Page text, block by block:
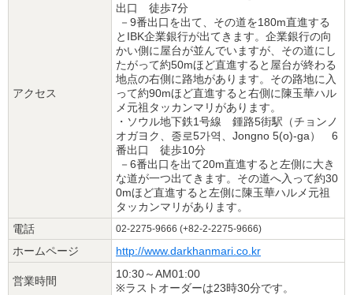
アクセス
出口 徒歩7分
－9番出口を出て、その道を180m直進する
とIBK企業銀行が出てきます。企業銀行の向
かい側に屋台が並んでいますが、その道にし
たがって約50mほど直進すると屋台が終わる
地点の右側に路地があります。その路地に入
って約90mほど直進すると右側に陳玉華ハル
メ元祖タッカンマリがあります。
・ソウル地下鉄1号線 鍾路5街駅（チョンノ
オガヨク、종로5가역、Jongno 5(o)-ga） 6
番出口 徒歩10分
－6番出口を出て20m直進すると左側に大き
な道が一つ出てきます。その道へ入って約30
0mほど直進すると左側に陳玉華ハルメ元祖
タッカンマリがあります。
電話
02-2275-9666 (+82-2-2275-9666)
ホームページ http://www.darkhanmari.co.kr
営業時間
10:30～AM01:00
※ラストオーダーは23時30分です。